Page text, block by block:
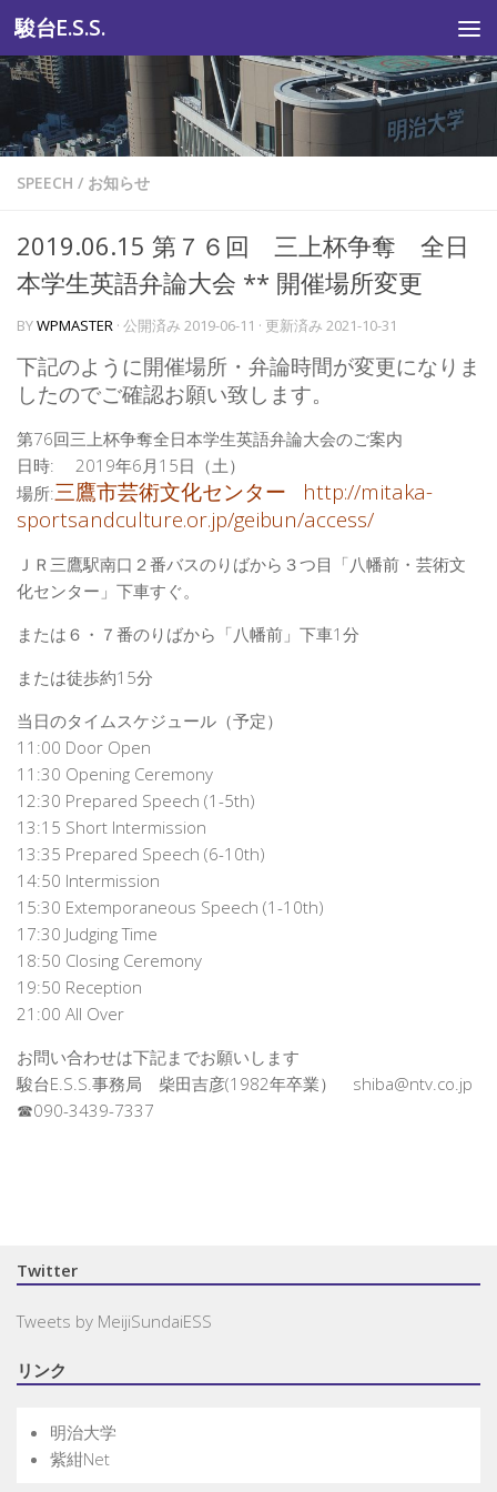
コンテンツへスキップ
駿台E.S.S.
SPEECH / お知らせ
2019.06.15 第７６回 三上杯争奪 全日
本学生英語弁論大会 ** 開催場所変更
BYWPMASTER · 公開済み 2019-06-11 · 更新済み 2021-10-31
下記のように開催場所・弁論時間が変更になりま
したのでご確認お願い致します。
第76回三上杯争奪全日本学生英語弁論大会のご案内
日時: 2019年6月15日（土）
場所:三鷹市芸術文化センター http://mitaka-
sportsandculture.or.jp/geibun/access/
ＪＲ三鷹駅南口２番バスのりばから３つ目「八幡前・芸術文
化センター」下車すぐ。
または６・７番のりばから「八幡前」下車1分
または徒歩約15分
当日のタイムスケジュール（予定）
11:00 Door Open
11:30 Opening Ceremony
12:30 Prepared Speech (1-5th)
13:15 Short Intermission
13:35 Prepared Speech (6-10th)
14:50 Intermission
15:30 Extemporaneous Speech (1-10th)
17:30 Judging Time
18:50 Closing Ceremony
19:50 Reception
21:00 All Over
お問い合わせは下記までお願いします
駿台E.S.S.事務局 柴田吉彦(1982年卒業） shiba@ntv.co.jp
☎090-3439-7337
Twitter
Tweets by MeijiSundaiESS
リンク
明治大学
紫紺Net